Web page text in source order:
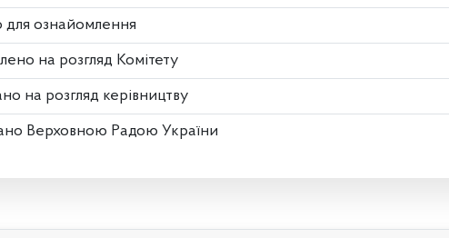
для ознайомлення
на розгляд Комітету
на розгляд керівництву
Верховною Радою України